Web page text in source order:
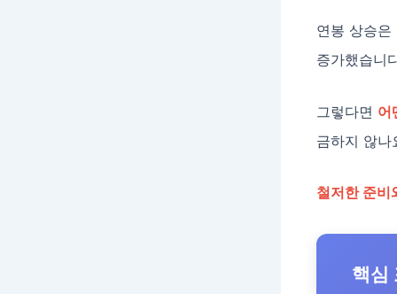
연봉 상승
증가했습니
그렇다면 어
금하지 않나
철저한 준비
핵심